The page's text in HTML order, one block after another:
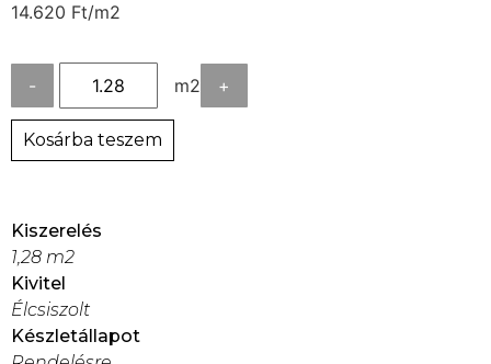
14.620 Ft/m2
- m2 +
Kosárba teszem
Kiszerelés
1,28 m2
Kivitel
Élcsiszolt
Készletállapot